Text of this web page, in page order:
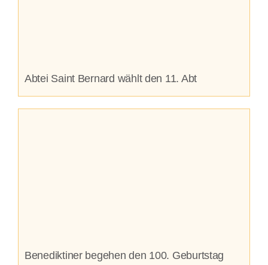
Abtei Saint Bernard wählt den 11. Abt
Benediktiner begehen den 100. Geburtstag